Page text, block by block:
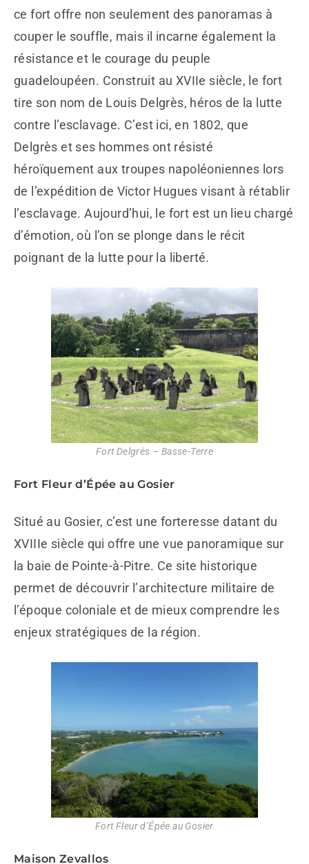
ce fort offre non seulement des panoramas à
couper le souffle, mais il incarne également la
résistance et le courage du peuple
guadeloupéen. Construit au XVIIe siècle, le fort
tire son nom de Louis Delgrès, héros de la lutte
contre l’esclavage. C’est ici, en 1802, que
Delgrès et ses hommes ont résisté
héroïquement aux troupes napoléoniennes lors
de l’expédition de Victor Hugues visant à rétablir
l’esclavage. Aujourd’hui, le fort est un lieu chargé
d’émotion, où l’on se plonge dans le récit
poignant de la lutte pour la liberté.
Fort Delgrès – Basse-Terre
Fort Fleur d’Épée au Gosier
Situé au Gosier, c’est une forteresse datant du
XVIIIe siècle qui offre une vue panoramique sur
la baie de Pointe-à-Pitre. Ce site historique
permet de découvrir l’architecture militaire de
l’époque coloniale et de mieux comprendre les
enjeux stratégiques de la région.
Fort Fleur d’Épée au Gosier
Maison Zevallos